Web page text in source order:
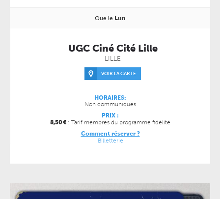
Que le Lun
UGC Ciné Cité Lille
LILLE
VOIR LA CARTE
HORAIRES:
Non communiqués
PRIX :
8,50€ : Tarif membres du programme fidélité
Comment réserver ?
Billetterie